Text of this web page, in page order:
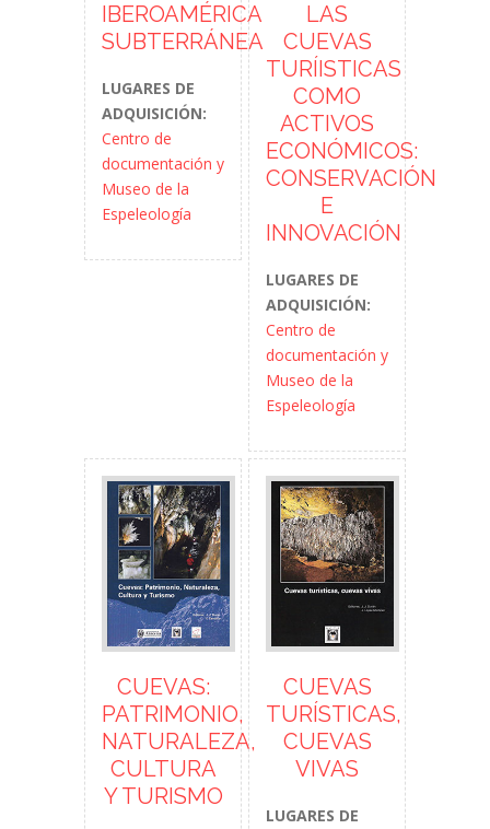
IBEROAMÉRICA
SUBTERRÁNEA
LUGARES DE
ADQUISICIÓN:
Centro de
documentación y
Museo de la
Espeleología
LAS
CUEVAS
TURÍISTICAS
COMO
ACTIVOS
ECONÓMICOS:
CONSERVACIÓN
E
INNOVACIÓN
LUGARES DE
ADQUISICIÓN:
Centro de
documentación y
Museo de la
Espeleología
CUEVAS:
PATRIMONIO,
NATURALEZA,
CULTURA
Y TURISMO
CUEVAS
TURÍSTICAS,
CUEVAS
VIVAS
LUGARES DE